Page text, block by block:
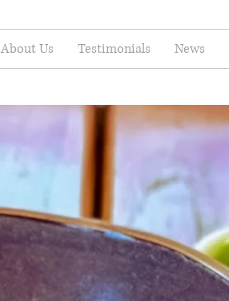
About Us Testimonials News